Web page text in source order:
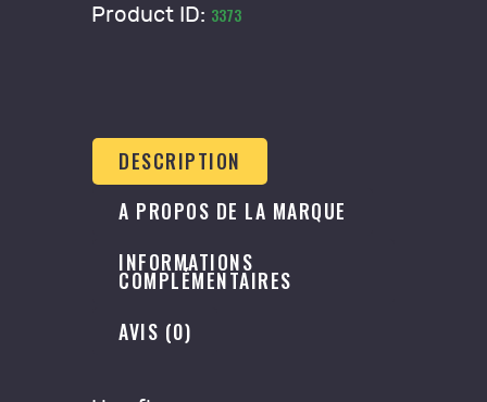
Product ID: 3373
DESCRIPTION
A PROPOS DE LA MARQUE
INFORMATIONS
COMPLÉMENTAIRES
AVIS (0)